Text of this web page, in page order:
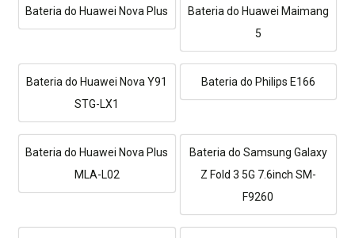
Bateria do Huawei Nova Plus
Bateria do Huawei Maimang
5
Bateria do Huawei Nova Y91
STG-LX1
Bateria do Philips E166
Bateria do Huawei Nova Plus
MLA-L02
Bateria do Samsung Galaxy
Z Fold 3 5G 7.6inch SM-
F9260